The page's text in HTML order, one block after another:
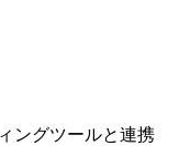
ングツールと連携